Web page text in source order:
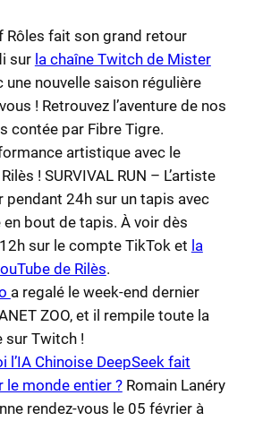
Rôles fait son grand retour
sur la chaîne Twitch de Mister
une nouvelle saison régulière
! Retrouvez l’aventure de nos
contée par Fibre Tigre.
artistique avec le
! SURVIVAL RUN – L’artiste
pendant 24h sur un tapis avec
en bout de tapis. À voir dès
sur le compte TikTok et la
de Rilès.
a regalé le week-end dernier
ZOO, et il rempile toute la
sur Twitch !
l’IA Chinoise DeepSeek fait
le monde entier ?Romain Lanéry
rendez-vous le 05 février à